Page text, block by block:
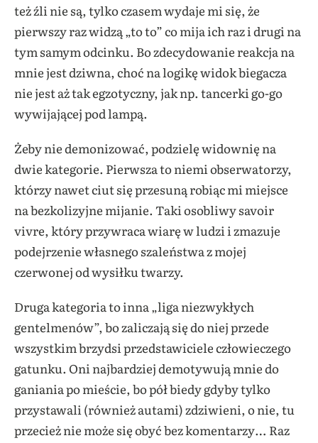
też źli nie są, tylko czasem wydaje mi się, że
pierwszy raz widzą „to to” co mija ich raz i drugi na
tym samym odcinku. Bo zdecydowanie reakcja na
mnie jest dziwna, choć na logikę widok biegacza
nie jest aż tak egzotyczny, jak np. tancerki go-go
wywijającej pod lampą.
Żeby nie demonizować, podzielę widownię na
dwie kategorie. Pierwsza to niemi obserwatorzy,
którzy nawet ciut się przesuną robiąc mi miejsce
na bezkolizyjne mijanie. Taki osobliwy savoir
vivre, który przywraca wiarę w ludzi i zmazuje
podejrzenie własnego szaleństwa z mojej
czerwonej od wysiłku twarzy.
Druga kategoria to inna „liga niezwykłych
gentelmenów”, bo zaliczają się do niej przede
wszystkim brzydsi przedstawiciele człowieczego
gatunku. Oni najbardziej demotywują mnie do
ganiania po mieście, bo pół biedy gdyby tylko
przystawali (również autami) zdziwieni, o nie, tu
przecież nie może się obyć bez komentarzy… Raz